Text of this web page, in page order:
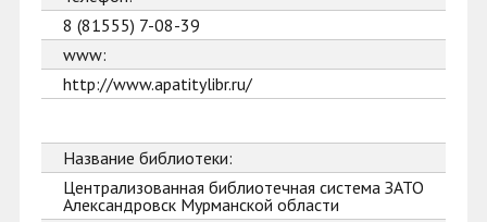
8 (81555) 7-08-39
www:
http://www.apatitylibr.ru/
Название библиотеки:
Централизованная библиотечная система ЗАТО
Александровск Мурманской области